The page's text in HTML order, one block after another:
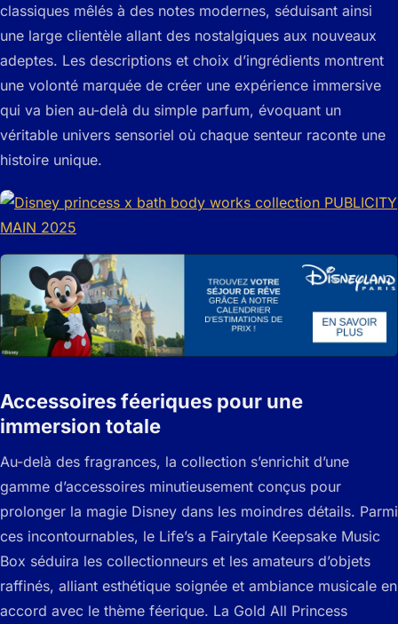
classiques mêlés à des notes modernes, séduisant ainsi
une large clientèle allant des nostalgiques aux nouveaux
adeptes. Les descriptions et choix d’ingrédients montrent
une volonté marquée de créer une expérience immersive
qui va bien au-delà du simple parfum, évoquant un
véritable univers sensoriel où chaque senteur raconte une
histoire unique.
Accessoires féeriques pour une
immersion totale
Au-delà des fragrances, la collection s’enrichit d’une
gamme d’accessoires minutieusement conçus pour
prolonger la magie Disney dans les moindres détails. Parmi
ces incontournables, le Life’s a Fairytale Keepsake Music
Box séduira les collectionneurs et les amateurs d’objets
raffinés, alliant esthétique soignée et ambiance musicale en
accord avec le thème féerique. La Gold All Princess